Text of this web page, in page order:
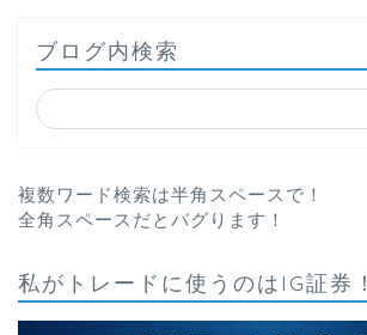
ブログ内検索
複数ワード検索は半角スペースで！
全角スペースだとバグります！
私がトレードに使うのはIG証券！